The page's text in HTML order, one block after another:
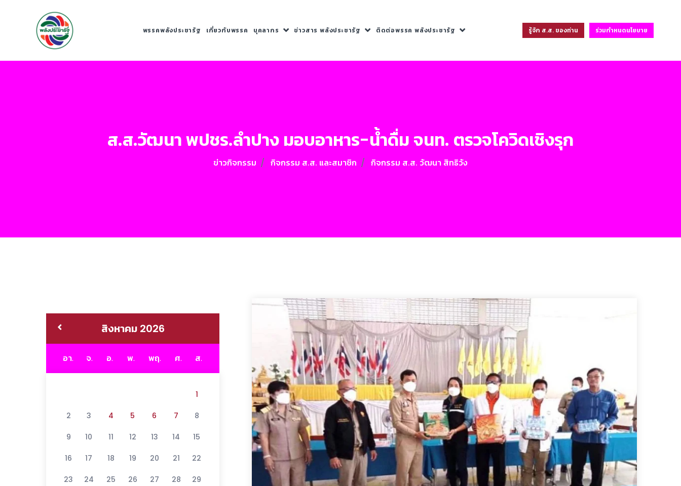
พรรคพลังประชารัฐ เกี่ยวกับพรรค บุคลากร ข่าวสาร พลังประชารัฐ ติดต่อพรรค พลังประชารัฐ รู้จัก ส.ส. ของท่าน ร่วมกำหนดนโยบาย
ส.ส.วัฒนา พปชร.ลำปาง มอบอาหาร-น้ำดื่ม จนท. ตรวจโควิดเชิงรุก
ข่าวกิจกรรม กิจกรรม ส.ส. และสมาชิก กิจกรรม ส.ส. วัฒนา สิทธิวัง
สิงหาคม 2026
อา. จ. อ. พ. พฤ. ศ. ส.
1
2 3 4 5 6 7 8
9 10 11 12 13 14 15
16 17 18 19 20 21 22
23 24 25 26 27 28 29